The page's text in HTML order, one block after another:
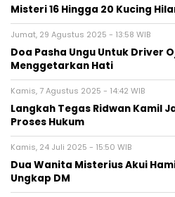
Misteri 16 Hingga 20 Kucing
Jumat, 29 Agustus 2025 - 13:58 WIB
Doa Pasha Ungu Untuk Driver
Menggetarkan Hati
Kamis, 7 Agustus 2025 - 14:42 WIB
Langkah Tegas Ridwan Kamil
Proses Hukum
Kamis, 24 Juli 2025 - 15:50 WIB
Dua Wanita Misterius Akui
Ungkap DM